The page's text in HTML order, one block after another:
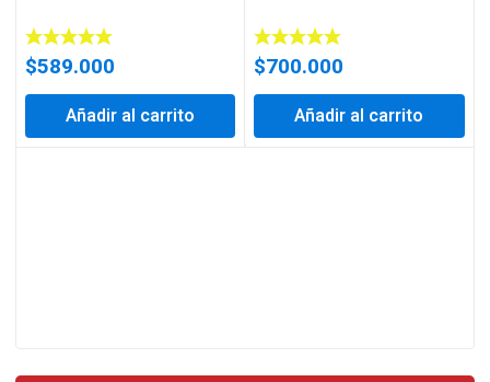
$589.000
Añadir al carrito
$700.000
Añadir al carrito